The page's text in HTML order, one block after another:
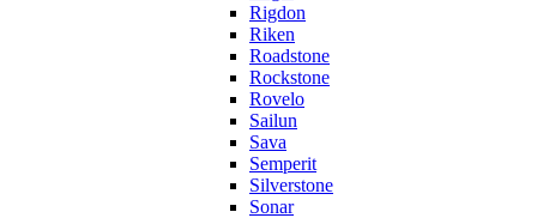
Rigdon
Riken
Roadstone
Rockstone
Rovelo
Sailun
Sava
Semperit
Silverstone
Sonar